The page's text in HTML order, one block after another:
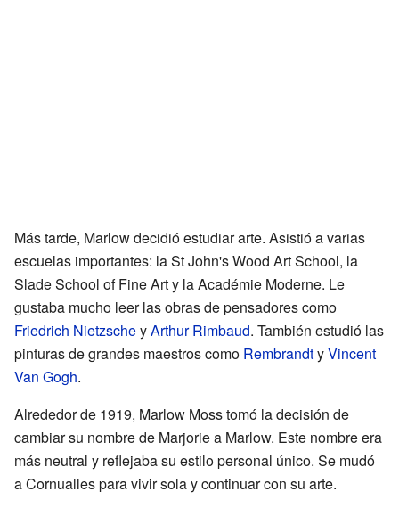
Más tarde, Marlow decidió estudiar arte. Asistió a varias
escuelas importantes: la St John's Wood Art School, la
Slade School of Fine Art y la Académie Moderne. Le
gustaba mucho leer las obras de pensadores como
Friedrich NietzscheyArthur Rimbaud. También estudió las
pinturas de grandes maestros como RembrandtyVincent
Van Gogh.
Alrededor de 1919, Marlow Moss tomó la decisión de
cambiar su nombre de Marjorie a Marlow. Este nombre era
más neutral y reflejaba su estilo personal único. Se mudó
a Cornualles para vivir sola y continuar con su arte.